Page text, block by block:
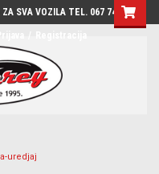
SVA VOZILA TEL. 067 7444-780
uredjaj